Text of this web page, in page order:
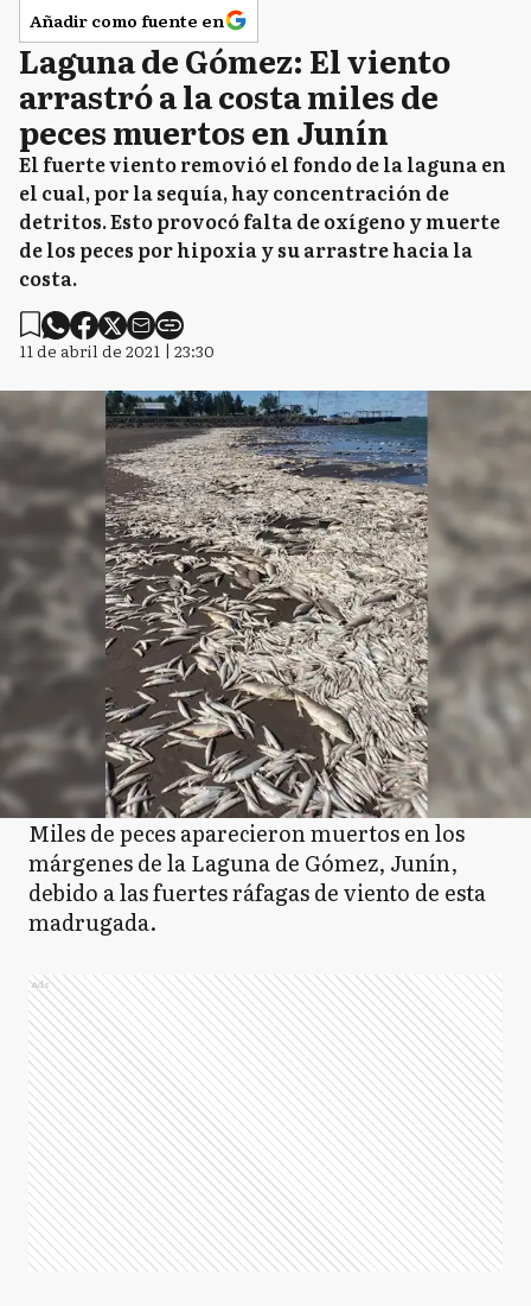
Añadir como fuente en
Laguna de Gómez: El viento
arrastró a la costa miles de
peces muertos en Junín
El fuerte viento removió el fondo de la laguna en
el cual, por la sequía, hay concentración de
detritos. Esto provocó falta de oxígeno y muerte
de los peces por hipoxia y su arrastre hacia la
costa.
11 de abril de 2021 | 23:30
Miles de peces aparecieron muertos en los
márgenes de la Laguna de Gómez, Junín,
debido a las fuertes ráfagas de viento de esta
madrugada.
Ads